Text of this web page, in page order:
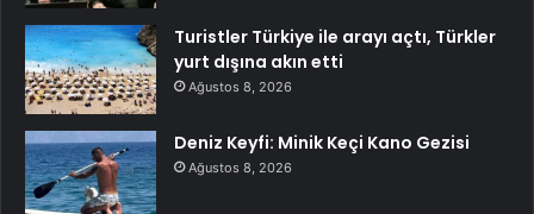
Turistler Türkiye ile arayı açtı, Türkler
yurt dışına akın etti
Ağustos 8, 2026
Deniz Keyfi: Minik Keçi Kano Gezisi
Ağustos 8, 2026